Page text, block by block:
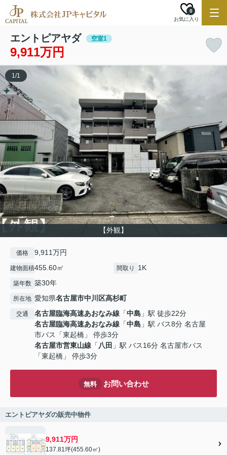
お気に入り
0
エントピアヤダ 空室1
9,911万円
【外観】
1/1
価格 9,911万円
建物面積455.60㎡ 間取り 1K
築年数 築30年
所在地 愛知県名古屋市中川区高杉町
交通 名古屋臨海高速あおなみ線 「中島 」駅 徒歩22分
名古屋臨海高速あおなみ線 「中島 」駅 バス8分 名古屋
市バス「東起橋」 停歩3分
名古屋市営東山線 「八田 」駅 バス16分 名古屋市バス
「東起橋」 停歩3分
無料 お問い合わせ
エントピアヤダの販売中物件
9,911万円
137.81坪(455.60㎡)